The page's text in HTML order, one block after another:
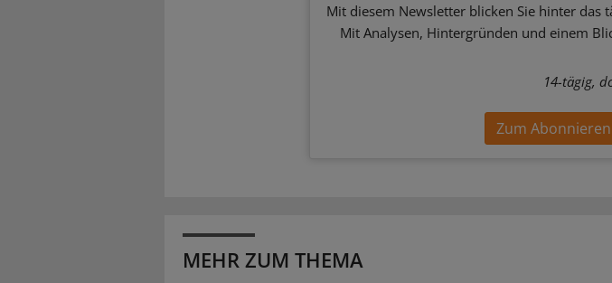
Mit diesem Newsletter blicken Sie hinter das
Mit Analysen, Hintergründen und einem
14-tägig,
Zum
MEHR ZUM THEMA